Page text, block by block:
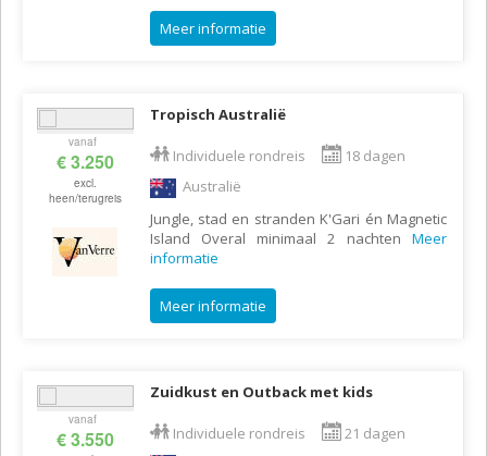
Meer informatie
vanaf
€ 3.250
excl.
heen/terugreis
Tropisch Australië
Individuele rondreis
18 dagen
Australië
Jungle, stad en stranden K'Gari én Magnetic
Island Overal minimaal 2 nachten Meer
informatie
Meer informatie
vanaf
€ 3.550
Zuidkust en Outback met kids
Individuele rondreis
21 dagen